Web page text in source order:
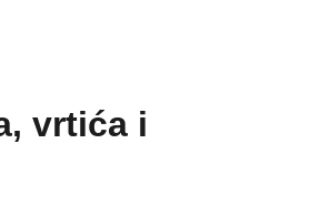
vrtića i